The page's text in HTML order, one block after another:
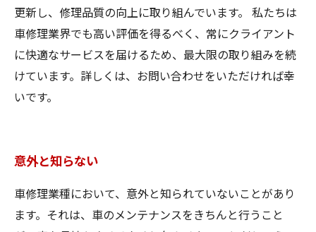
更新し、修理品質の向上に取り組んでいます。 私たちは
車修理業界でも高い評価を得るべく、常にクライアント
に快適なサービスを届けるため、最大限の取り組みを続
けています。詳しくは、お問い合わせをいただければ幸
いです。
意外と知らない
車修理業種において、意外と知られていないことがあり
ます。それは、車のメンテナンスをきちんと行うこと